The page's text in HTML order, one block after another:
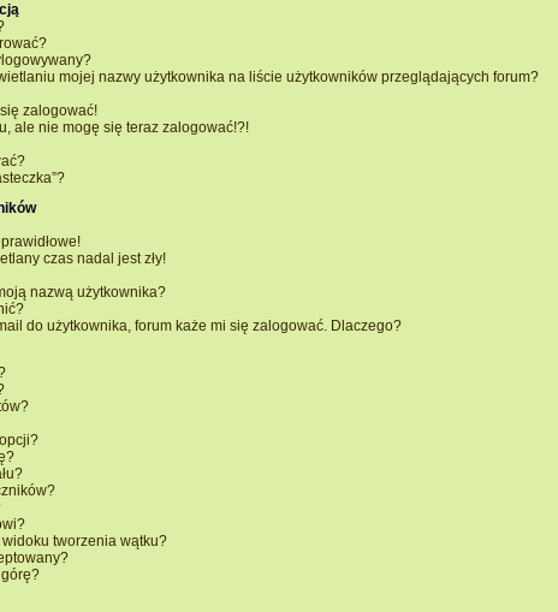
mojej nazwy użytkownika na liście użytkowników przeglądających forum?
zalogować!
ale nie mogę się teraz zalogować!?!
czas nadal jest zły!
nazwą użytkownika?
do użytkownika, forum każe mi się zalogować. Dlaczego?
widoku tworzenia wątku?